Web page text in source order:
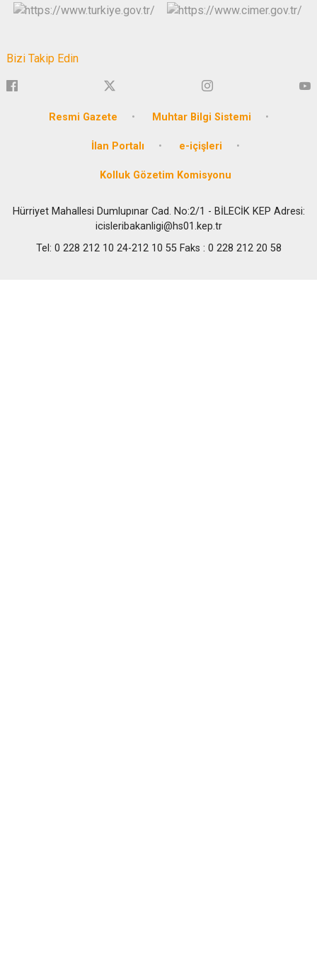
Bizi Takip Edin
Resmi Gazete Muhtar Bilgi Sistemi
İlan Portalı e-içişleri
Kolluk Gözetim Komisyonu
Hürriyet Mahallesi Dumlupınar Cad. No:2/1 - BİLECİK KEP Adresi:
icisleribakanligi@hs01.kep.tr
Tel: 0 228 212 10 24-212 10 55 Faks : 0 228 212 20 58